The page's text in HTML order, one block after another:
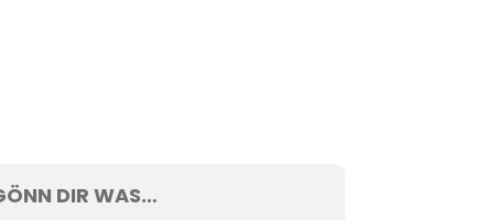
DIR WAS…